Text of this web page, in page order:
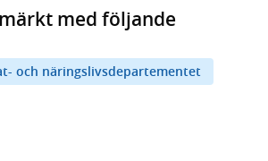
med följande
och näringslivsdepartementet